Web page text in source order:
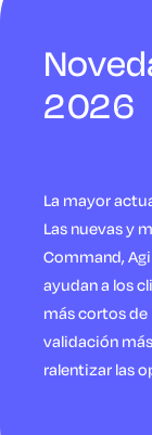
2026
La mayor
Las nuevas y
Command,
ayudan a los
más cortos
validación
ralentizar las